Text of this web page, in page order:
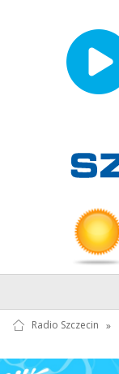
Radio Szczecin »